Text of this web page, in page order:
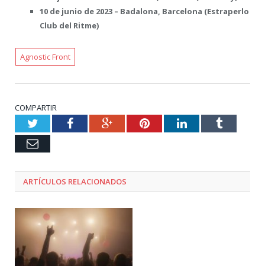
10 de junio de 2023 – Badalona, Barcelona (Estraperlo
Club del Ritme)
Agnostic Front
COMPARTIR
TwitterFacebookGoogle+PinterestLinkedInTumblr
Email
ARTÍCULOS RELACIONADOS